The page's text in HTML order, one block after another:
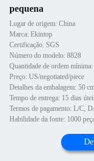
pequena
Lugar de origem: China
Marca: Ekintop
Certificação: SGS
Número do modelo: 8828
Quantidade de ordem
Preço: US/negotiated/piece
Detalhes da embalagem: 50
Tempo de entrega: 15 dias
Termos de pagamento: L/C,
Habilidade da fonte: 1000